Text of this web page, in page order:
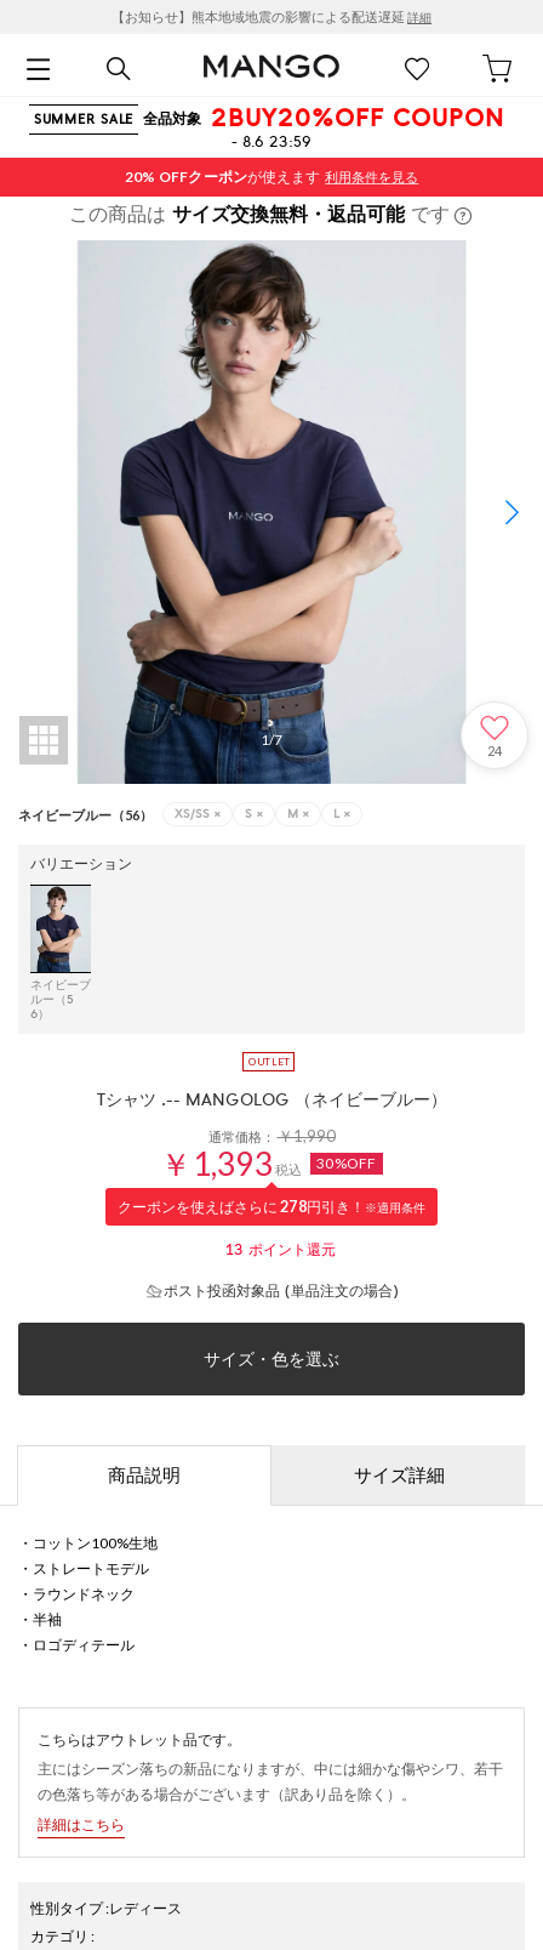
【お知らせ】熊本地域地震の影響による配送遅延 詳細
SUMMER SALE 全品対象 2BUY20%OFF COUPON
- 8.6 23:59
20% OFFクーポンが使えます 利用条件を見る
この商品は サイズ交換無料・返品可能 です
1/7
24
ネイビーブルー（56） XS/SS × S × M × L ×
バリエーション
ネイビーブ
ルー（5
6）
Tシャツ .-- MANGOLOG （ネイビーブルー）
通常価格：￥1,990
￥1,393 税込 30%OFF
クーポンを使えばさらに278円引き！ ※適用条件
13 ポイント還元
ポスト投函対象品 (単品注文の場合)
サイズ・色を選ぶ
商品説明 サイズ詳細
・コットン100%生地
・ストレートモデル
・ラウンドネック
・半袖
・ロゴディテール
こちらはアウトレット品です。
主にはシーズン落ちの新品になりますが、中には細かな傷やシワ、若干
の色落ち等がある場合がございます（訳あり品を除く）。
詳細はこちら
性別タイプ:レディース
カテゴリ :